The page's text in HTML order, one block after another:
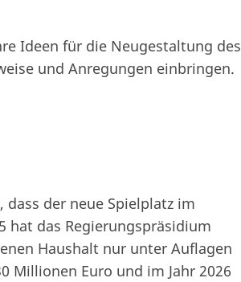
Ideen für die Neugestaltung des
und Anregungen einbringen.
der neue Spielplatz im
hat das Regierungspräsidium
Haushalt nur unter Auflagen
Millionen Euro und im Jahr 2026